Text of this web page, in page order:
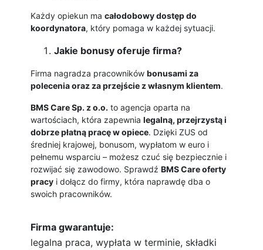
Każdy opiekun ma całodobowy dostęp do
koordynatora, który pomaga w każdej sytuacji.
Jakie bonusy oferuje firma?
Firma nagradza pracowników bonusami za
polecenia oraz za przejście z własnym klientem.
BMS Care Sp. z o.o. to agencja oparta na
wartościach, która zapewnia legalną, przejrzystą i
dobrze płatną pracę w opiece. Dzięki ZUS od
średniej krajowej, bonusom, wypłatom w euro i
pełnemu wsparciu – możesz czuć się bezpiecznie i
rozwijać się zawodowo. Sprawdź BMS Care oferty
pracy i dołącz do firmy, która naprawdę dba o
swoich pracowników.
Firma gwarantuje:
legalna praca, wypłata w terminie, składki